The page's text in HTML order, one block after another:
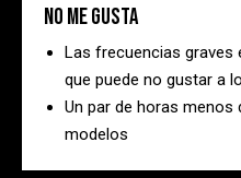
No me gusta
Las frecuencias graves
que puede no gustar a
Un par de horas
modelos